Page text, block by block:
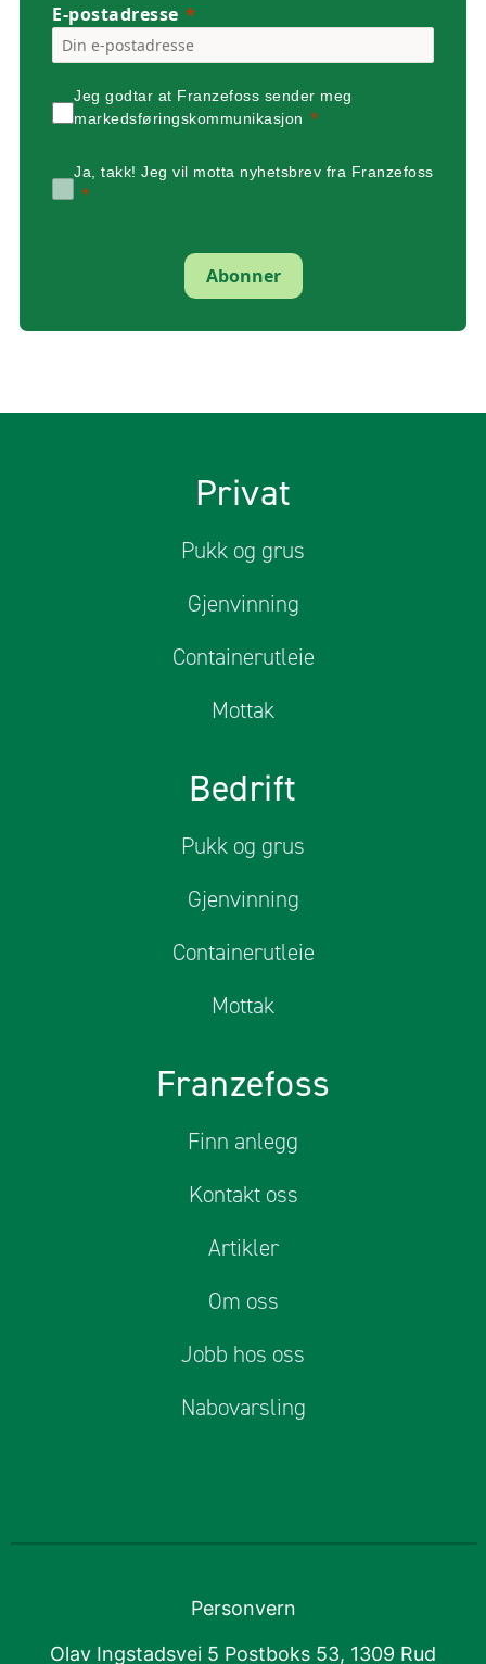
E-postadresse
Jeg godtar at Franzefoss sender meg
markedsføringskommunikasjon
Ja, takk! Jeg vil motta nyhetsbrev fra Franzefoss
Abonner
Privat
Pukk og grus
Gjenvinning
Containerutleie
Mottak
Bedrift
Pukk og grus
Gjenvinning
Containerutleie
Mottak
Franzefoss
Finn anlegg
Kontakt oss
Artikler
Om oss
Jobb hos oss
Nabovarsling
Personvern
Olav Ingstadsvei 5 Postboks 53, 1309 Rud